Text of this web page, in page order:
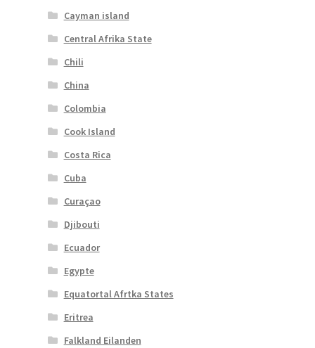
Cayman island
Central Afrika State
Chili
China
Colombia
Cook Island
Costa Rica
Cuba
Curaçao
Djibouti
Ecuador
Egypte
Equatortal Afrtka States
Eritrea
Falkland Eilanden